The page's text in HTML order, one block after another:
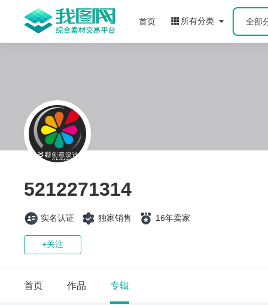
首页 所有分类 全部
5212271314
实名认证 独家销售 16年卖家
+关注
首页 作品 专辑